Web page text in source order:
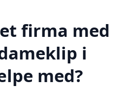
firma med
i
med?